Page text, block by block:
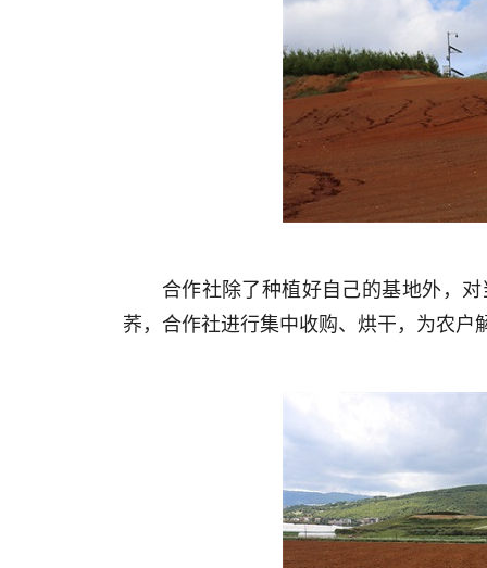
合作社除了种植好自己的基地外，
荞，合作社进行集中收购、烘干，为农